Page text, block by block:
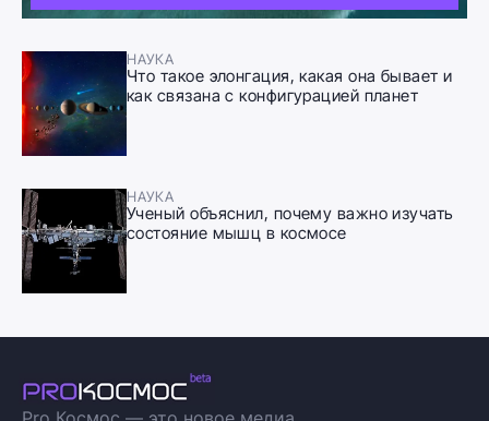
НАУКА
Что такое элонгация, какая она бывает и
как связана с конфигурацией планет
НАУКА
Ученый объяснил, почему важно изучать
состояние мышц в космосе